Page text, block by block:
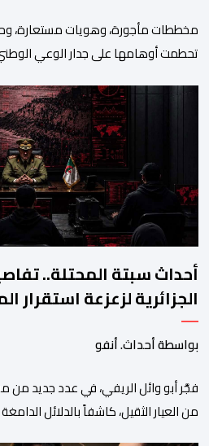
مخططات مأجورة، وهويات مستعارة،
تحطمت أوهامها على جدار الوعي
الأجهزة الأمنية المغربية لأحدث محاولات
استهداف امن المملكة واستقرارها. أكد
إجهاض مخططات الجارة التي تحركت
أحداث سبتة المحتلة..
الجزائرية لزعزعة استقرار
بواسطة أحداث. أنفو
فجَّر أبو وائل الريفي، في عدد جديد من
من العيار الثقيل، كاشفاً بالدلائل